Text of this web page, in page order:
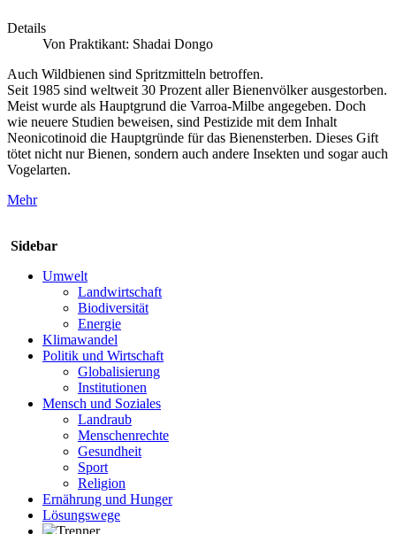
Details
Von Praktikant: Shadai Dongo
Auch Wildbienen sind Spritzmitteln betroffen.
Seit 1985 sind weltweit 30 Prozent aller Bienenvölker ausgestorben.
Meist wurde als Hauptgrund die Varroa-Milbe angegeben. Doch
wie neuere Studien beweisen, sind Pestizide mit dem Inhalt
Neonicotinoid die Hauptgründe für das Bienensterben. Dieses Gift
tötet nicht nur Bienen, sondern auch andere Insekten und sogar auch
Vogelarten.
Mehr
Sidebar
Umwelt
Landwirtschaft
Biodiversität
Energie
Klimawandel
Politik und Wirtschaft
Globalisierung
Institutionen
Mensch und Soziales
Landraub
Menschenrechte
Gesundheit
Sport
Religion
Ernährung und Hunger
Lösungswege